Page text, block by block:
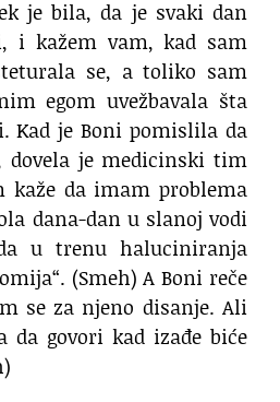
je bila, da je svaki dan
i kažem vam, kad sam
se, a toliko sam
egom uvežbavala šta
Kad je Boni pomislila da
dovela je medicinski tim
kaže da imam problema
dana-dan u slanoj vodi
u trenu haluciniranja
(Smeh) A Boni reče
se za njeno disanje. Ali
da govori kad izađe biće